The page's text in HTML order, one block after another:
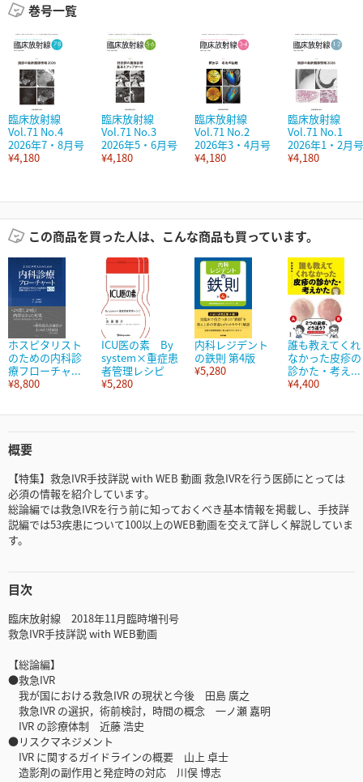
巻号一覧
臨床放射線
Vol.71 No.4
2026年7・8月号
¥4,180
臨床放射線
Vol.71 No.3
2026年5・6月号
¥4,180
臨床放射線
Vol.71 No.2
2026年3・4月号
¥4,180
臨床放射線
Vol.71 No.1
2026年1・2月号
¥4,180
この商品を買った人は、こんな商品も買っています。
ホスピタリスト
のための内科診
療フローチャ...
¥8,800
ICU医の素 By
system×重症患
者管理レシピ
¥5,280
内科レジデント
の鉄則 第4版
¥5,280
誰も教えてくれ
なかった皮疹の
診かた・考え...
¥4,400
概要
【特集】救急IVR手技詳説 with WEB 動画 救急IVRを行う医師にとっては
必須の情報を紹介しています。
総論編では救急IVRを行う前に知っておくべき基本情報を掲載し、手技詳
説編では53疾患について100以上のWEB動画を交えて詳しく解説していま
す。
目次
臨床放射線 2018年11月臨時増刊号
救急IVR手技詳説 with WEB動画
【総論編】
●救急IVR
我が国における救急IVR の現状と今後 田島 廣之
救急IVR の選択，術前検討，時間の概念 一ノ瀬 嘉明
IVR の診療体制 近藤 浩史
●リスクマネジメント
IVR に関するガイドラインの概要 山上 卓士
造影剤の副作用と発症時の対応 川俣 博志